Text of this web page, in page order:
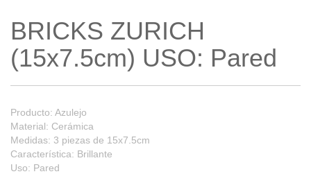
BRICKS ZURICH
(15x7.5cm) USO: Pared
Producto: Azulejo
Material: Cerámica
Medidas: 3 piezas de 15x7.5cm
Característica: Brillante
Uso: Pared